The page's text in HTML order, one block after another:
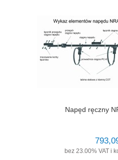
Napęd ręczny
bez 23.00% VAT i